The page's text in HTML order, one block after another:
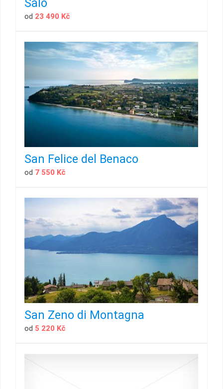
Salo
od 23 490 Kč
San Felice del Benaco
od 7 550 Kč
San Zeno di Montagna
od 5 220 Kč